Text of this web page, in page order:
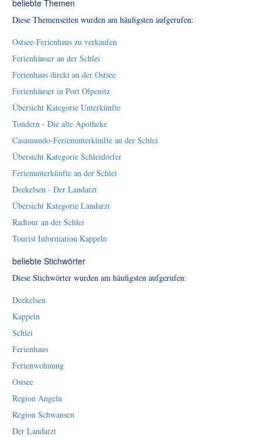
beliebte Themen
Diese Themenseiten wurden am häufigsten aufgerufen:
Ostsee-Ferienhaus zu verkaufen
Ferienhäuser an der Schlei
Ferienhaus direkt an der Ostsee
Ferienhäuser in Port Olpenitz
Übersicht Kategorie Unterkünfte
Tondern - Die alte Apotheke
Casamundo-Ferienunterkünfte an der Schlei
Übersicht Kategorie Schleidörfer
Ferienunterkünfte an der Schlei
Deekelsen - Der Landarzt
Übersicht Kategorie Landarzt
Radtour an der Schlei
Tourist Information Kappeln
beliebte Stichwörter
Diese Stichwörter wurden am häufigsten aufgerufen:
Deekelsen
Kappeln
Schlei
Ferienhaus
Ferienwohnung
Ostsee
Region Angeln
Region Schwansen
Der Landarzt